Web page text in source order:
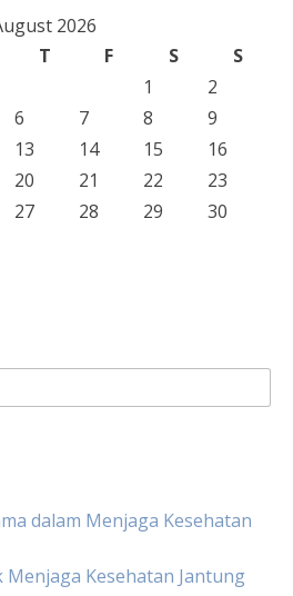
2026
T F S
S
1
2
6 7 8
9
13 14 15
16
20 21 22
23
27 28 29
30
dalam Menjaga Kesehatan
Kesehatan Jantung